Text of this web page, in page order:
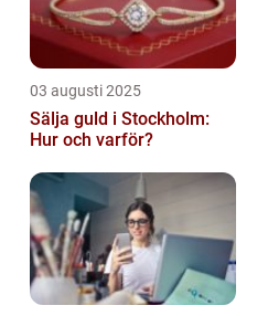
03 augusti 2025
Sälja guld i Stockholm:
Hur och varför?